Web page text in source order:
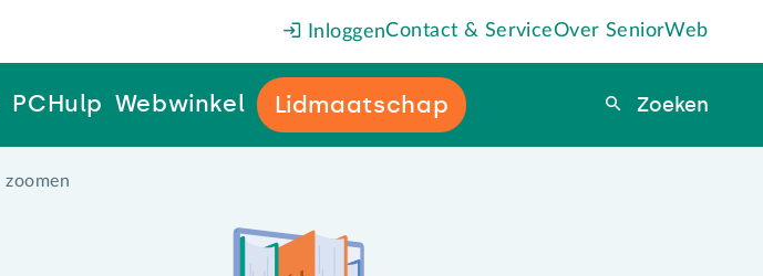
InloggenContact & ServiceOver SeniorWeb
PCHulp Webwinkel Lidmaatschap Zoeken
Zoeken
zoomen